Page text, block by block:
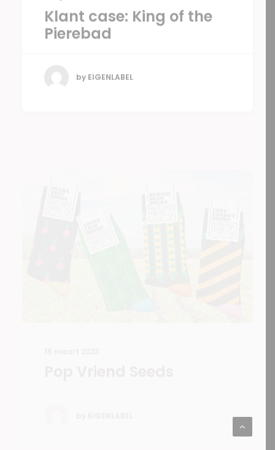
Klant case: King of the
Pierebad
by EIGENLABEL